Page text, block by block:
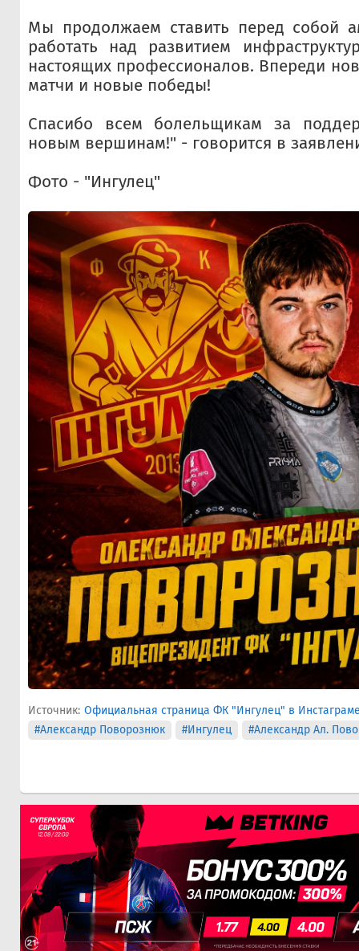
Мы продолжаем ставить перед собой
работать над развитием
настоящих профессионалов. Впереди
матчи и новые победы!
Спасибо всем болельщикам за
новым вершинам!" - говорится в
Фото - "Ингулец"
Источник: Официальная страница ФК "Ингулец" в
#Александр Поворознюк
#Ингулец #Александр Ал.